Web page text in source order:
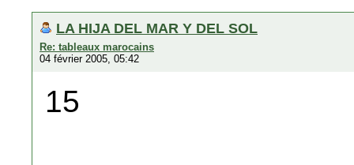
LA HIJA DEL MAR Y DEL SOL
Re: tableaux marocains
04 février 2005, 05:42
15